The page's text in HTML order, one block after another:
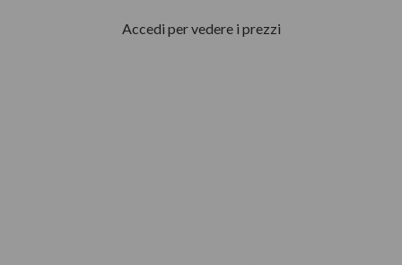
Accedi per vedere i prezzi